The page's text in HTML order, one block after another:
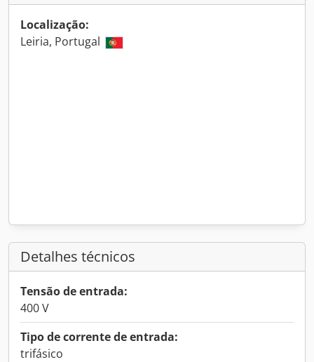
Localização:
Leiria, Portugal
Detalhes técnicos
Tensão de entrada:
400 V
Tipo de corrente de entrada:
trifásico